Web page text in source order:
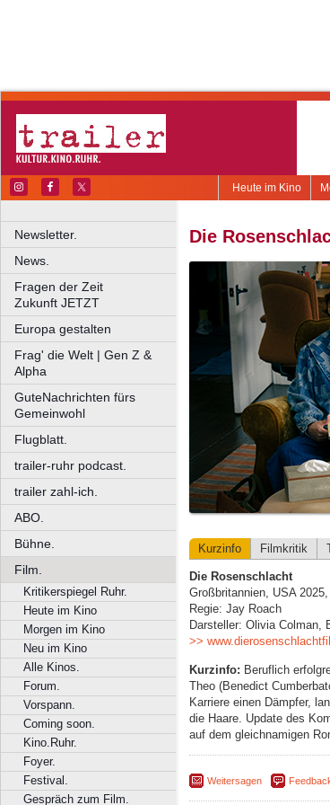
Heute im Kino
Newsletter.
News.
Fragen der Zeit
Zukunft JETZT
Europa gestalten
Frag' die Welt | Gen Z &
Alpha
GuteNachrichten fürs
Gemeinwohl
Flugblatt.
trailer-ruhr podcast.
trailer zahl-ich.
ABO.
Bühne.
Film.
Kritikerspiegel Ruhr.
Heute im Kino
Morgen im Kino
Neu im Kino
Alle Kinos.
Forum.
Vorspann.
Coming soon.
Kino.Ruhr.
Foyer.
Festival.
Gespräch zum Film.
Die
Kurzinfo Filmkritik
Die Rosenschlacht
Großbritannien, USA
Regie: Jay Roach
Darsteller: Olivia Colman,
>>
Kurzinfo: Beruflich
Theo (Benedict
Karriere einen Dämpfer,
die Haare. Update des
auf dem gleichnamigen
Weitersagen